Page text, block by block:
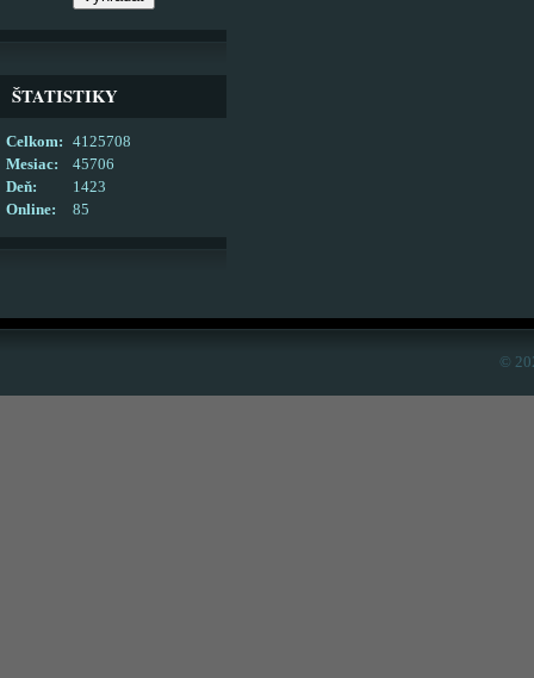
ŠTATISTIKY
Online: 85
Celkom:
4125708
Mesiac:
45706
Deň:
1423
©